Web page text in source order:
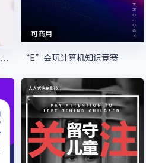
家庭生活安全常识答题活动简约风格
可商用
“E”会玩计算机知识竞赛